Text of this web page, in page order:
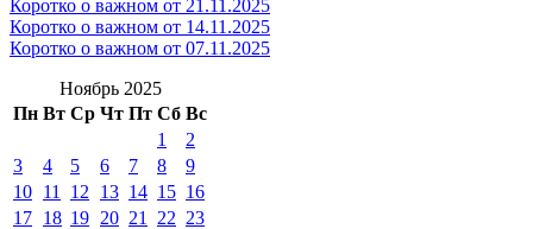
Коротко о важном от 21.11.2025
Коротко о важном от 14.11.2025
Коротко о важном от 07.11.2025
Ноябрь 2025
Пн Вт Ср Чт Пт Сб Вс
1
2
3
4 5 6 7 8
9
10 11 12 13 14 15 16
17 18 19 20 21 22 23